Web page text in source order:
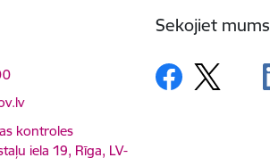
kontroles
iela 19, Rīga, LV-
Sekojiet mums